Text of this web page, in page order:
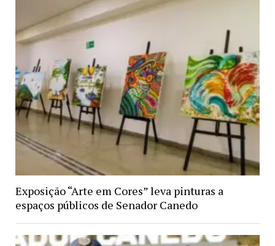
Exposição “Arte em Cores” leva pinturas a
espaços públicos de Senador Canedo